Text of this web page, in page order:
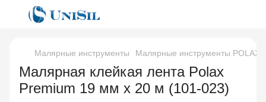
Малярные инструменты Малярные инструменты POLAX
Малярная клейкая лента Polax
Premium 19 мм х 20 м (101-023)